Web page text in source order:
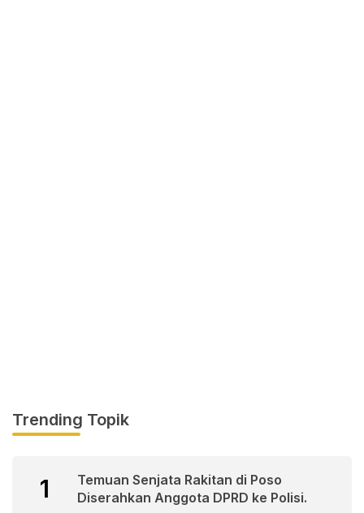
Trending Topik
1
Temuan Senjata Rakitan di Poso
Diserahkan Anggota DPRD ke Polisi.